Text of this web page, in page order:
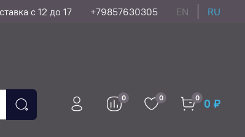
с 12 до 17 +79857630305 EN RU
0 0 0 0 ₽